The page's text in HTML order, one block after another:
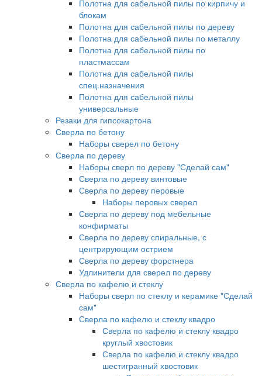
Полотна для сабельной пилы по кирпичу и
блокам
Полотна для сабельной пилы по дереву
Полотна для сабельной пилы по металлу
Полотна для сабельной пилы по
пластмассам
Полотна для сабельной пилы
спец.назначения
Полотна для сабельной пилы
универсальные
Резаки для гипсокартона
Сверла по бетону
Наборы сверел по бетону
Сверла по дереву
Наборы сверл по дереву "Сделай сам"
Сверла по дереву винтовые
Сверла по дереву перовые
Наборы перовых сверел
Сверла по дереву под мебельные
конфирматы
Сверла по дереву спиральные, с
центрирующим острием
Сверла по дереву форстнера
Удлинители для сверел по дереву
Сверла по кафелю и стеклу
Наборы сверл по стеклу и керамике "Сделай
сам"
Сверла по кафелю и стеклу квадро
Сверла по кафелю и стеклу квадро
круглый хвостовик
Сверла по кафелю и стеклу квадро
шестигранный хвостовик